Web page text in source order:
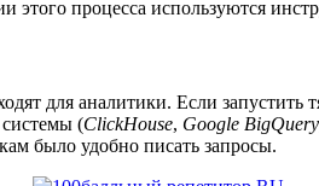
этого процесса используются
для аналитики. Если запустить
(ClickHouse, Google BigQuery
было удобно писать запросы.